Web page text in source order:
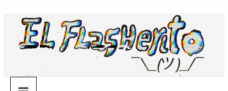
contenido
¯\_(ツ)_/
¯